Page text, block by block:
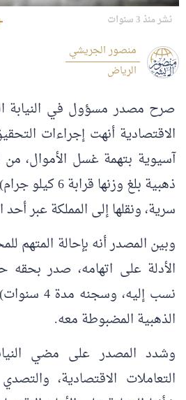
نشر منذ 3 سنوات
منصور الجريشي
الرياض
صرح مصدر مسؤول في النيابة
الاقتصادية أنهت إجراءات
آسيوية بتهمة غسل الأموال،
ذهبية بلغ وزنها
سرية، ونقلها إلى المملكة عبر أحد
وبين المصدر أنه بإحالة المتهم
الأدلة على اتهامه، صدر بحقه
نسب إليه،
الذهبية المضبوطة معه.
وشدد المصدر على مضي
التعاملات الاقتصادية،